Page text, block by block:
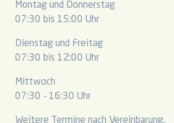
Montag und Donnerstag
07:30 bis 15:00 Uhr
Dienstag und Freitag
07:30 bis 12:00 Uhr
Mittwoch
07:30 - 16:30 Uhr
Weitere Termine nach Vereinbarung.